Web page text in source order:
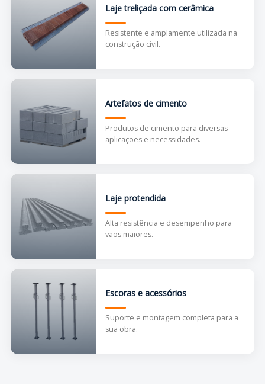
Laje treliçada com cerâmica
Resistente e amplamente utilizada na
construção civil.
Artefatos de cimento
Produtos de cimento para diversas
aplicações e necessidades.
Laje protendida
Alta resistência e desempenho para
vãos maiores.
Escoras e acessórios
Suporte e montagem completa para a
sua obra.